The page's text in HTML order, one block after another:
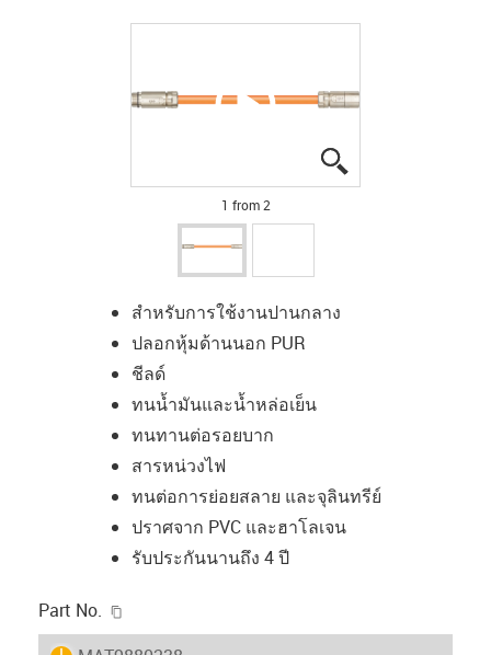
1 from 2
สำหรับการใช้งานปานกลาง
ปลอกหุ้มด้านนอก PUR
ชีลด์
ทนน้ำมันและน้ำหล่อเย็น
ทนทานต่อรอยบาก
สารหน่วงไฟ
ทนต่อการย่อยสลาย และจุลินทรีย์
ปราศจาก PVC และฮาโลเจน
รับประกันนานถึง 4 ปี
Part No.